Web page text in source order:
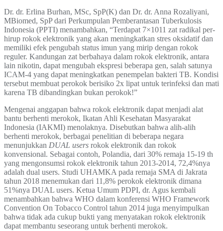
Dr. dr. Erlina Burhan, MSc, SpP(K) dan Dr. dr. Anna Rozaliyani,
MBiomed, SpP dari Perkumpulan Pemberantasan Tuberkulosis
Indonesia (PPTI) menambahkan, “Terdapat 7×1011 zat radikal per-
hirup rokok elektronik yang akan meningkatkan stres oksidatif dan
memiliki efek pengubah status imun yang mirip dengan rokok
reguler. Kandungan zat berbahaya dalam rokok elektronik, antara
lain nikotin, dapat mengubah ekspresi beberapa gen, salah satunya
ICAM-4 yang dapat meningkatkan penempelan bakteri TB. Kondisi
tersebut membuat perokok berisiko 2x lipat untuk terinfeksi dan mati
karena TB dibandingkan bukan perokok!”
Mengenai anggapan bahwa rokok elektronik dapat menjadi alat
bantu berhenti merokok, Ikatan Ahli Kesehatan Masyarakat
Indonesia (IAKMI) menolaknya. Disebutkan bahwa alih-alih
berhenti merokok, berbagai penelitian di beberapa negara
menunjukkan DUAL users rokok elektronik dan rokok
konvensional. Sebagai contoh, Polandia, dari 30% remaja 15-19 th
yang mengonsumsi rokok elektronik tahun 2013-2014, 72,4%nya
adalah dual users. Studi UHAMKA pada remaja SMA di Jakrata
tahun 2018 menemukan dari 11,8% perokok elektronik dimana
51%nya DUAL users. Ketua Umum PDPI, dr. Agus kembali
menambahkan bahwa WHO dalam konferensi WHO Framework
Convention On Tobacco Control tahun 2014 juga menyimpulkan
bahwa tidak ada cukup bukti yang menyatakan rokok elektronik
dapat membantu seseorang untuk berhenti merokok.